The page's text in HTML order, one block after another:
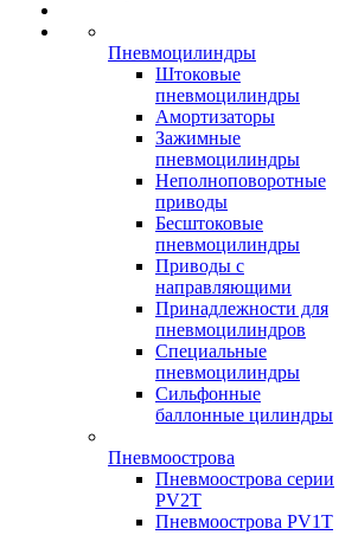
Пневмоцилиндры
Штоковые
пневмоцилиндры
Амортизаторы
Зажимные
пневмоцилиндры
Неполноповоротные
приводы
Бесштоковые
пневмоцилиндры
Приводы с
направляющими
Принадлежности для
пневмоцилиндров
Специальные
пневмоцилиндры
Сильфонные
баллонные цилиндры
Пневмоострова
Пневмоострова серии
PV2T
Пневмоострова PV1T